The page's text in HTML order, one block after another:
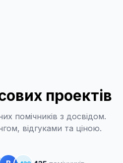
проектів
помічників з досвідом.
відгуками та ціною.